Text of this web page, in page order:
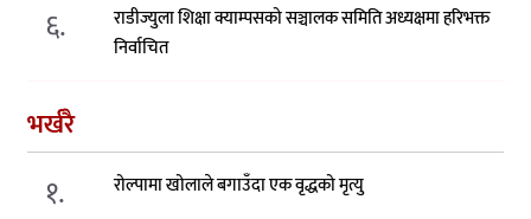
६.
राडीज्युला शिक्षा क्याम्पसको सञ्चालक समिति अध्यक्षमा हरिभक्त
निर्वाचित
भर्खरै
१. रोल्पामा खोलाले बगाउँदा एक वृद्धको मृत्यु